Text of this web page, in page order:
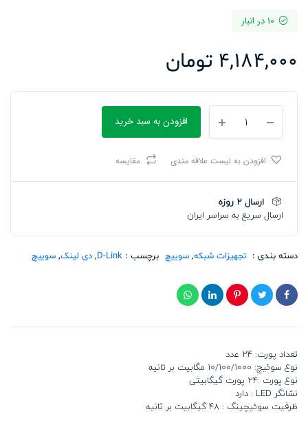
10 در انبار
4,184,000 تومان
پورت
لینک
تعداد
افزودن به سبد خرید
افزودن به لیست علاقه مندی مقایسه
ارسال 2 روزه
ارسال سریع به سراسر ایران
دسته بندی : تجهیزات شبکه, سوییچ برچسب : D-Link
, دی لینک, سوییچ
تعداد پورت: 24 عدد
نوع سوئیچ: 10/100/1000 مگابیت بر ثانیه
نوع پورت :24 پورت گیگابیتی
نشانگر LED : دارد
ظرفیت سوئیچینگ : 48 گیگابیت بر ثانیه